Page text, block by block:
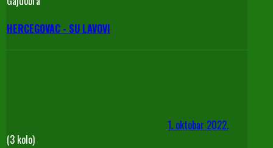
HERCEGOVAC - SU LAVOVI
1. oktobar 2022.
(3 kolo)